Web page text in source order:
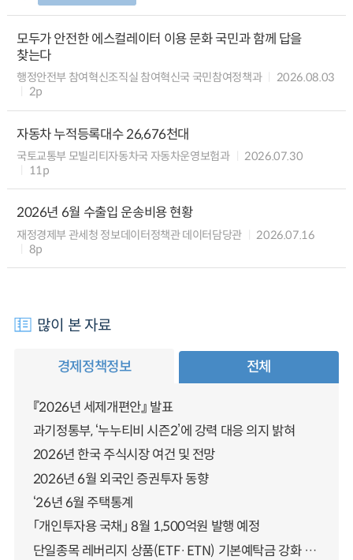
모두가 안전한 에스컬레이터 이용 문화 국민과 함께 답을
찾는다
행정안전부 참여혁신조직실 참여혁신국 국민참여정책과
2026.08.03
2p
자동차 누적등록대수 26,676천대
국토교통부 모빌리티자동차국 자동차운영보험과
2026.07.30
11p
2026년 6월 수출입 운송비용 현황
재정경제부 관세청 정보데이터정책관 데이터담당관
2026.07.16
8p
많이 본 자료
경제정책정보 전체
『2026년 세제개편안』 발표
과기정통부, ‘누누티비 시즌2’에 강력 대응 의지 밝혀
2026년 한국 주식시장 여건 및 전망
2026년 6월 외국인 증권투자 동향
‘26년 6월 주택통계
「개인투자용 국채」 8월 1,500억원 발행 예정
단일종목 레버리지 상품(ETF·ETN) 기본예탁금 강화 조기시행 방안 안내